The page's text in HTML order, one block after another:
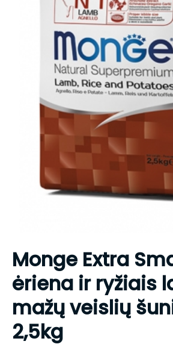
Monge Extra
ėriena ir ryžiais
mažų veislių
2,5kg